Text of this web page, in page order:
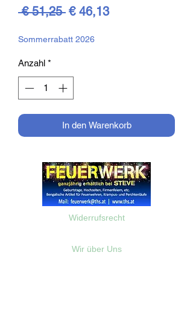
€ 51,25 Standardpreis
€ 46,13Sale-
Sommerrabatt 2026
Anzahl *
In den Warenkorb
Widerrufsrecht
Wir über Uns